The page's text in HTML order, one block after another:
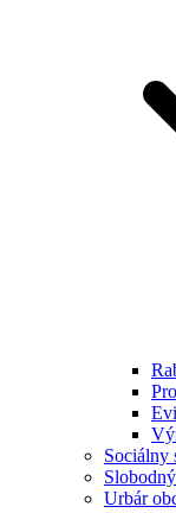
Sociálny
Urbár